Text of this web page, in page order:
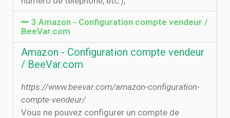
3 Amazon - Configuration compte vendeur /
BeeVar.com
Amazon - Configuration compte vendeur
/ BeeVar.com
https://www.beevar.com/amazon-configuration-
compte-vendeur/
Vous ne pouvez configurer un compte de